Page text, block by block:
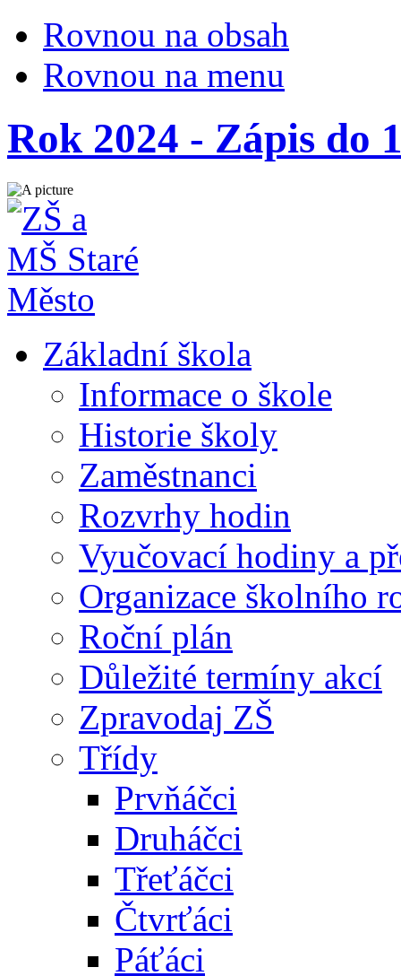
Rovnou na obsah
Rovnou na menu
Rok 2024 - Zápis do
Základní škola
Informace o škole
Historie školy
Zaměstnanci
Rozvrhy hodin
Vyučovací hodiny a
Organizace školního
Roční plán
Důležité termíny akcí
Zpravodaj ZŠ
Třídy
Prvňáčci
Druháčci
Třeťáčci
Čtvrťáci
Páťáci